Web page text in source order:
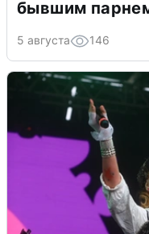
бывшим
5 августа 146